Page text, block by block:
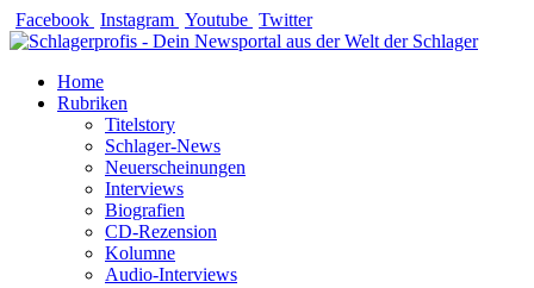
Zum
Inhalt
Facebook Instagram Youtube Twitter
Home
Rubriken
Titelstory
Schlager-News
Neuerscheinungen
Interviews
Biografien
CD-Rezension
Kolumne
Audio-Interviews